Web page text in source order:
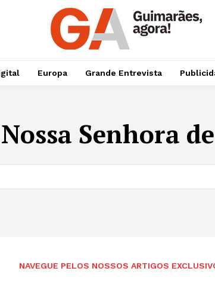
Europa Grande Entrevista
Nossa Senhora
NAVEGUE PELOS NOSSOS ARTIGOS